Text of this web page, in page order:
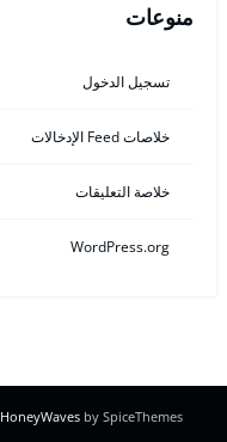
منوعات
تسجيل الدخول
خلاصات Feed الإدخالات
خلاصة التعليقات
WordPress.org
HoneyWaves by SpiceThemes